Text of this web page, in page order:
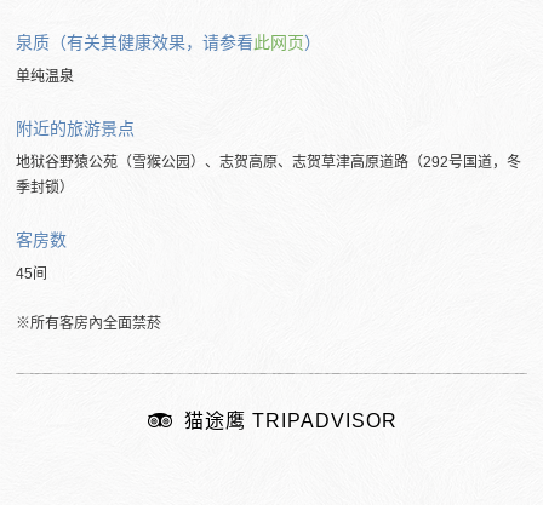
泉质（有关其健康效果，请参看此网页）
单纯温泉
附近的旅游景点
地狱谷野猿公苑（雪猴公园）、志贺高原、志贺草津高原道路（292号国道，冬
季封锁）
客房数
45间
※所有客房內全面禁菸
猫途鹰 TRIPADVISOR